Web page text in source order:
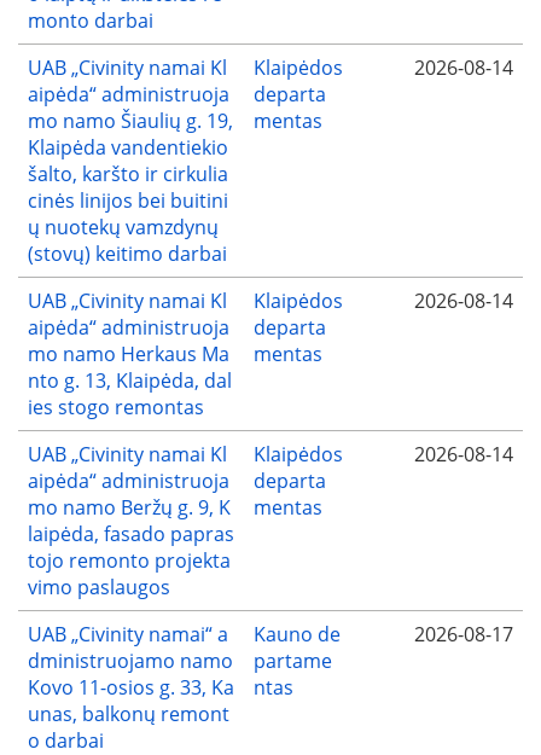
monto darbai
UAB „Civinity namai Kl
aipėda“ administruoja
mo namo Šiaulių g. 19,
Klaipėda vandentiekio
šalto, karšto ir cirkulia
cinės linijos bei buitini
ų nuotekų vamzdynų
(stovų) keitimo darbai
Klaipėdos
departa
mentas
2026-08-14
UAB „Civinity namai Kl
aipėda“ administruoja
mo namo Herkaus Ma
nto g. 13, Klaipėda, dal
ies stogo remontas
Klaipėdos
departa
mentas
2026-08-14
UAB „Civinity namai Kl
aipėda“ administruoja
mo namo Beržų g. 9, K
laipėda, fasado papras
tojo remonto projekta
vimo paslaugos
Klaipėdos
departa
mentas
2026-08-14
UAB „Civinity namai“ a
dministruojamo namo
Kovo 11-osios g. 33, Ka
unas, balkonų remont
o darbai
Kauno de
partame
ntas
2026-08-17